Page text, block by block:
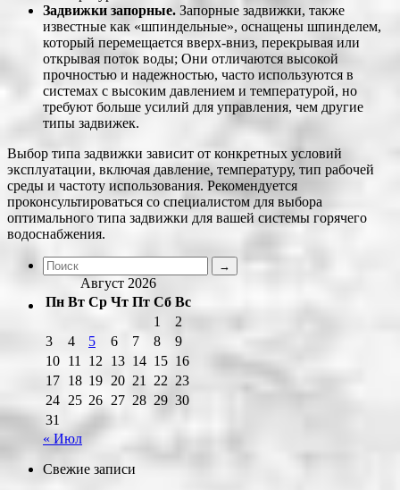
Задвижки запорные. Запорные задвижки, также
известные как «шпиндельные», оснащены шпинделем,
который перемещается вверх-вниз, перекрывая или
открывая поток воды; Они отличаются высокой
прочностью и надежностью, часто используются в
системах с высоким давлением и температурой, но
требуют больше усилий для управления, чем другие
типы задвижек.
Выбор типа задвижки зависит от конкретных условий
эксплуатации, включая давление, температуру, тип рабочей
среды и частоту использования. Рекомендуется
проконсультироваться со специалистом для выбора
оптимального типа задвижки для вашей системы горячего
водоснабжения.
Август 2026
Пн Вт Ср Чт Пт Сб Вс
1
2
3
4 5 6 7 8
9
10 11 12 13 14 15 16
17 18 19 20 21 22 23
24 25 26 27 28 29 30
31
« Июл
Свежие записи